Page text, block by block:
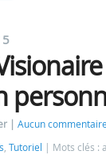
Aucun commentaire
Tutoriel Mots clés :